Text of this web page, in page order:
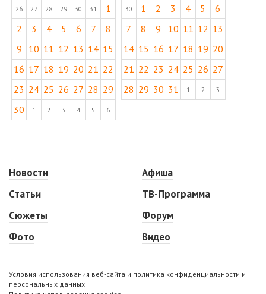
26 27 28 29 30 31
1
2
3 4 5 6 7
8
9
10 11 12 13 14 15
16 17 18 19 20 21 22
23 24 25 26 27 28 29
30
1 2 3 4 5 6
30 1 2 3 4 5
6
7
8 9 10 11 12 13
14 15 16 17 18 19 20
21 22 23 24 25 26 27
28 29 30 31 1 2 3
Новости
Статьи
Сюжеты
Фото
Афиша
ТВ-Программа
Форум
Видео
Условия использования веб-сайта и политика конфиденциальности и
персональных данных